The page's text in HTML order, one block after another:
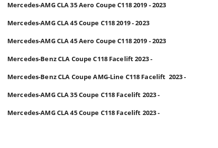
Mercedes-AMGCLA 35 Aero Coupe C118 2019 - 2023
Mercedes-AMGCLA45 Coupe C118 2019 - 2023
Mercedes-AMGCLA 45 Aero Coupe C118 2019 - 2023
Mercedes-Benz CLA Coupe C118 Facelift 2023 -
Mercedes-Benz CLA Coupe AMG-Line C118 Facelift 2023 -
Mercedes-AMGCLA 35 Coupe C118 Facelift 2023 -
Mercedes-AMGCLA45 Coupe C118 Facelift 2023 -